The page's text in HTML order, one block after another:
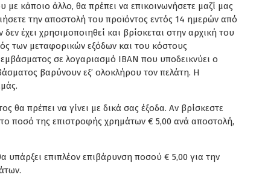
κάποιο άλλο, θα πρέπει να επικοινωνήσετε μαζί μας
την αποστολή του προϊόντος εντός 14 ημερών από
έχει χρησιμοποιηθεί και βρίσκεται στην αρχική του
των μεταφορικών εξόδων και του κόστους
σε λογαριασμό IBAN που υποδεικνύει ο
βαρύνουν εξ’ ολοκλήρου τον πελάτη. Η
θα πρέπει να γίνει με δικά σας έξοδα. Αν βρίσκεστε
ποσό της επιστροφής χρημάτων € 5,00 ανά αποστολή,
υπάρξει επιπλέον επιβάρυνση ποσού € 5,00 για την